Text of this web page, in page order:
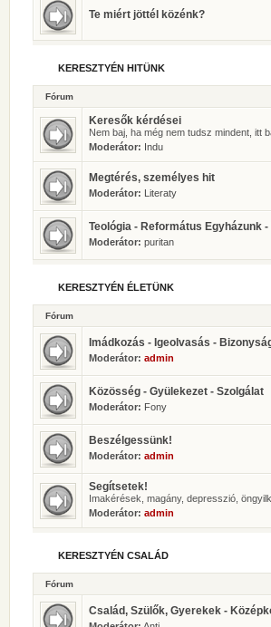
Te miért jöttél közénk?
KERESZTYÉN HITÜNK
Fórum
Keresők kérdései
Nem baj, ha még nem tudsz mindent, itt
Moderátor: Indu
Megtérés, személyes hit
Moderátor: Literaty
Teológia - Református Egyházunk
Moderátor: puritan
KERESZTYÉN ÉLETÜNK
Fórum
Imádkozás - Igeolvasás -
Moderátor: admin
Közösség - Gyülekezet - Szolgálat
Moderátor: Fony
Beszélgessünk!
Moderátor: admin
Segítsetek!
Imakérések, magány, depresszió,
Moderátor: admin
KERESZTYÉN CSALÁD
Fórum
Család, Szülők, Gyerekek -